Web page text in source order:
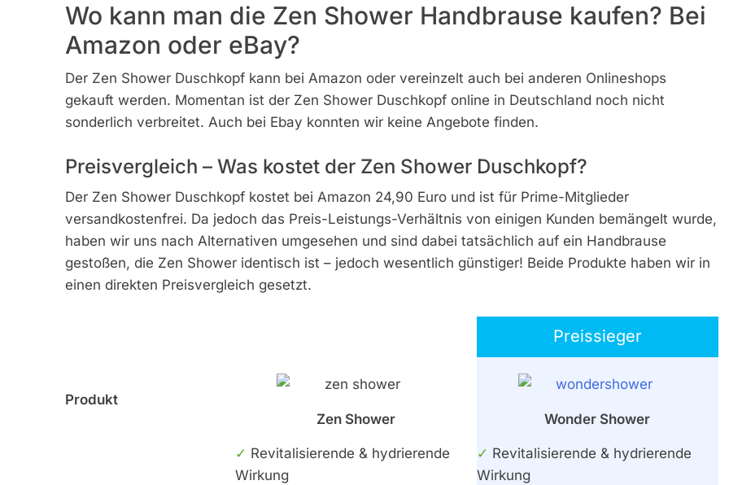
Wo kann man die Zen Shower Handbrause kaufen? Bei
Amazon oder eBay?
Der Zen Shower Duschkopf kann bei Amazon oder vereinzelt auch bei anderen Onlineshops
gekauft werden. Momentan ist der Zen Shower Duschkopf online in Deutschland noch nicht
sonderlich verbreitet. Auch bei Ebay konnten wir keine Angebote finden.
Preisvergleich – Was kostet der Zen Shower Duschkopf?
Der Zen Shower Duschkopf kostet bei Amazon 24,90 Euro und ist für Prime-Mitglieder
versandkostenfrei. Da jedoch das Preis-Leistungs-Verhältnis von einigen Kunden bemängelt wurde,
haben wir uns nach Alternativen umgesehen und sind dabei tatsächlich auf ein Handbrause
gestoßen, die Zen Shower identisch ist – jedoch wesentlich günstiger! Beide Produkte haben wir in
einen direkten Preisvergleich gesetzt.
Preissieger
Produkt
Zen Shower
Wonder Shower
✓ Revitalisierende & hydrierende
Wirkung
✓ Revitalisierende & hydrierende
Wirkung